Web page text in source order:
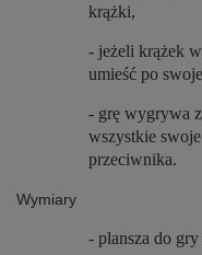
krążki,
- jeżeli krążek
umieść po
- grę wygrywa
wszystkie
przeciwnika.
Wymiary
- plansza do